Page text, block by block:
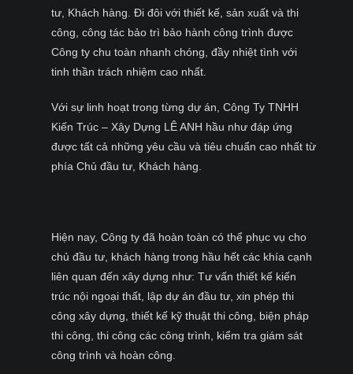
tư, Khách hàng. Đi đôi với thiết kế, sản xuất và thi
công, công tác bảo trì bảo hành công trình được
Công ty chu toàn nhanh chóng, đầy nhiệt tình với
tinh thần trách nhiệm cao nhất.
Với sự linh hoạt trong từng dự án, Công Ty TNHH
Kiến Trúc – Xây Dựng LÊ ANH hầu như đáp ứng
được tất cả những yêu cầu và tiêu chuẩn cao nhất từ
phía Chủ đầu tư, Khách hàng.
Hiện nay, Công ty đã hoàn toàn có thể phục vụ cho
chủ đầu tư, khách hàng trong hầu hết các khía cạnh
liên quan đến xây dựng như: Tư vấn thiết kế kiến
trúc nội ngoại thất, lập dự án đầu tư, xin phép thi
công xây dựng, thiết kế kỹ thuật thi công, biện pháp
thi công, thi công các công trình, kiểm tra giám sát
công trình và hoàn công.